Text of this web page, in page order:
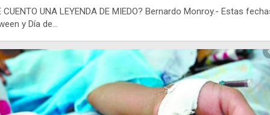
CUENTO UNA LEYENDA DE MIEDO? Bernardo Monroy.- Estas
y Día de…